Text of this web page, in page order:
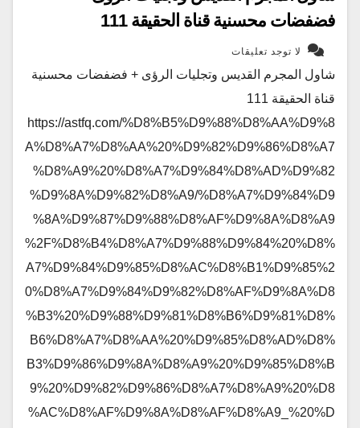
فضفضات محسنية قناة الحقيقة 111
لا توجد تعليقات
شاول المجرم القديس وتجليات الرؤى + فضفضات محسنية
قناة الحقيقة 111
https://astfq.com/%D8%B5%D9%88%D8%AA%D9%8
A%D8%A7%D8%AA%20%D9%82%D9%86%D8%A7
%D8%A9%20%D8%A7%D9%84%D8%AD%D9%82
%D9%8A%D9%82%D8%A9/%D8%A7%D9%84%D9
%8A%D9%87%D9%88%D8%AF%D9%8A%D8%A9
%2F%D8%B4%D8%A7%D9%88%D9%84%20%D8%
A7%D9%84%D9%85%D8%AC%D8%B1%D9%85%2
0%D8%A7%D9%84%D9%82%D8%AF%D9%8A%D8
%B3%20%D9%88%D9%81%D8%B6%D9%81%D8%
B6%D8%A7%D8%AA%20%D9%85%D8%AD%D8%
B3%D9%86%D9%8A%D8%A9%20%D9%85%D8%B
9%20%D9%82%D9%86%D8%A7%D8%A9%20%D8
%AC%D8%AF%D9%8A%D8%AF%D8%A9_%20%D